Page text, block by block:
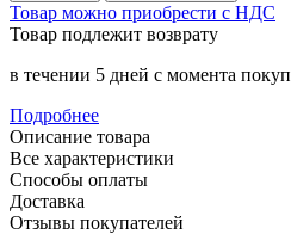
Товар можно приобрести с НДС
Товар подлежит возврату
в течении 5 дней с момента
Подробнее
Описание товара
Все характеристики
Способы оплаты
Доставка
Отзывы покупателей